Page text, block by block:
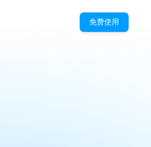
免费使用